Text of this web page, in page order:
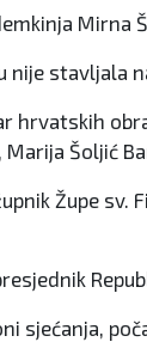
stavljala
Šoljić
Župe
sjećanja,